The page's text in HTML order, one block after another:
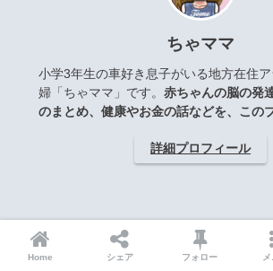
ちゃママ
小学3年生の車好き息子がいる地方在住
婦「ちゃママ」です。 赤ちゃんの脳の発
のまとめ、健康やお金の話などを、この
詳細プロフィール
カテゴリー
Home シェア フォロー